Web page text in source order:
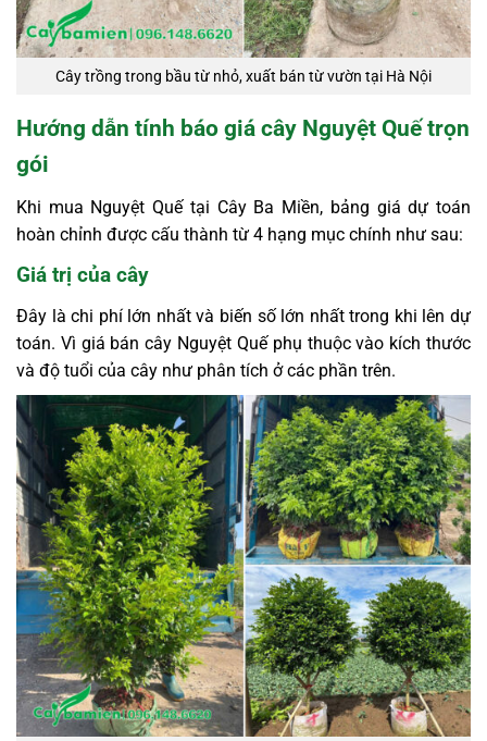
Cây trồng trong bầu từ nhỏ, xuất bán từ vườn tại Hà Nội
Hướng dẫn tính báo giá cây Nguyệt Quế trọn
gói
Khi mua Nguyệt Quế tại Cây Ba Miền, bảng giá dự toán
hoàn chỉnh được cấu thành từ 4 hạng mục chính như sau:
Giá trị của cây
Đây là chi phí lớn nhất và biến số lớn nhất trong khi lên dự
toán. Vì giá bán cây Nguyệt Quế phụ thuộc vào kích thước
và độ tuổi của cây như phân tích ở các phần trên.